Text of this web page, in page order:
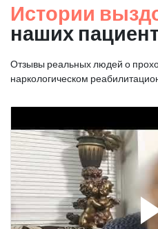
Истории
наших
Отзывы реальных людей о
наркологическом